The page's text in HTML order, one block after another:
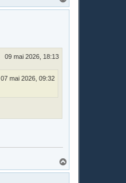
a
09 mai 2026, 18:13
07 mai 2026, 09:32
a